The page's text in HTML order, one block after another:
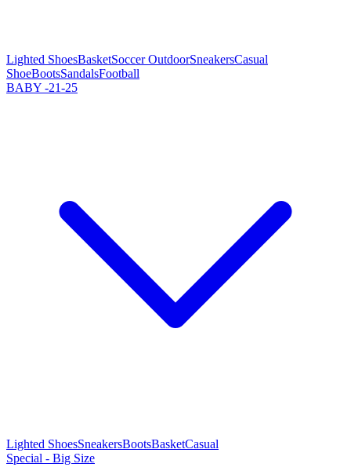
Lighted ShoesBasketSoccer OutdoorSneakersCasual
ShoeBootsSandalsFootball
BABY -21-25
Lighted ShoesSneakersBootsBasketCasual
Special - Big Size